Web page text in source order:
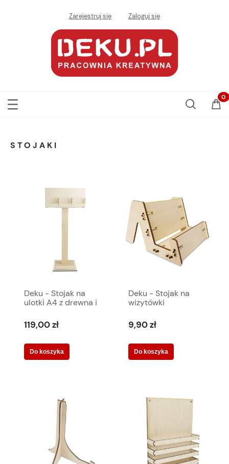
Zarejestruj się Zaloguj się
STOJAKI
Deku - Stojak na
ulotki A4 z drewna i
nodze (3) 100x48
cm 570009
119,00 zł
Do koszyka
Deku - Stojak na
wizytówki
cm
9,90 zł
Do koszyka